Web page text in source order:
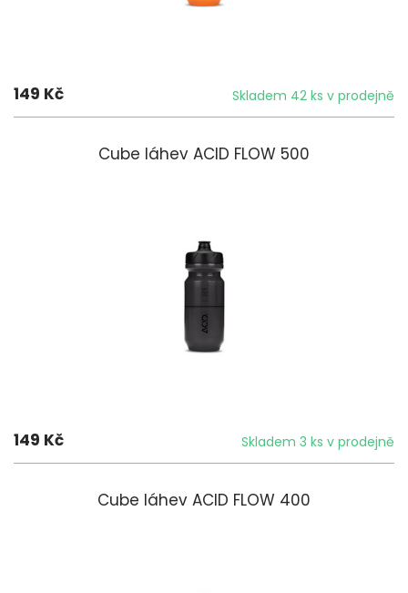
149 Kč Skladem 42 ks v prodejně
Cube láhev ACID FLOW 500
149 Kč Skladem 3 ks v prodejně
Cube láhev ACID FLOW 400